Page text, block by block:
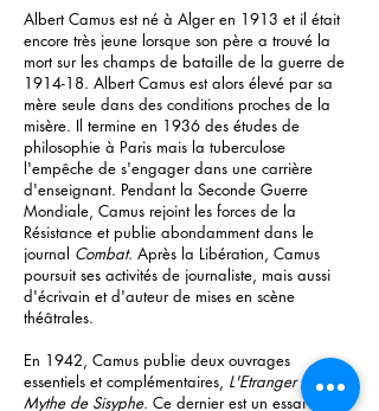
Albert Camus est né à Alger en 1913 et il était
encore très jeune lorsque son père a trouvé la
mort sur les champs de bataille de la guerre de
1914-18. Albert Camus est alors élevé par sa
mère seule dans des conditions proches de la
misère. Il termine en 1936 des études de
philosophie à Paris mais la tuberculose
l'empêche de s'engager dans une carrière
d'enseignant. Pendant la Seconde Guerre
Mondiale, Camus rejoint les forces de la
Résistance et publie abondamment dans le
journal Combat. Après la Libération, Camus
poursuit ses activités de journaliste, mais aussi
d'écrivain et d'auteur de mises en scène
théâtrales.
En 1942, Camus publie deux ouvrages
essentiels et complémentaires, L'Etranger et Le
Mythe de Sisyphe. Ce dernier est un essai dans